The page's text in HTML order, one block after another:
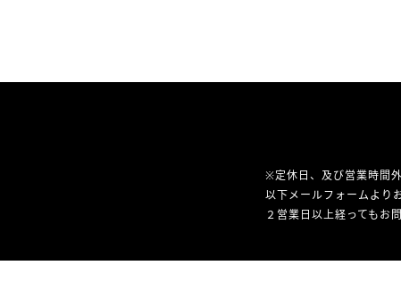
※定休日、及び営業時間
以下メールフォームより
２営業日以上経ってもお